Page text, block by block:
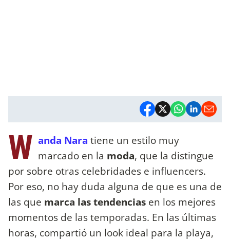
W anda Nara tiene un estilo muy
marcado en la moda, que la distingue
por sobre otras celebridades e influencers.
Por eso, no hay duda alguna de que es una de
las que marca las tendencias en los mejores
momentos de las temporadas. En las últimas
horas, compartió un look ideal para la playa,